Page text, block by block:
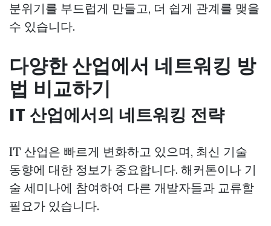
분위기를 부드럽게 만들고, 더 쉽게 관계를 맺을
수 있습니다.
다양한 산업에서 네트워킹 방
법 비교하기
IT 산업에서의 네트워킹 전략
IT 산업은 빠르게 변화하고 있으며, 최신 기술
동향에 대한 정보가 중요합니다. 해커톤이나 기
술 세미나에 참여하여 다른 개발자들과 교류할
필요가 있습니다.